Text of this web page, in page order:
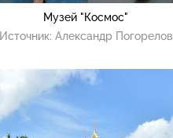
Музей "Космос"
Источник: Александр Погорелов